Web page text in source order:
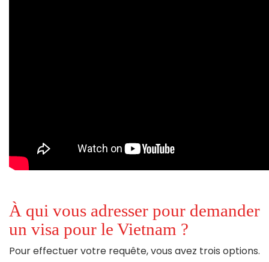
À qui vous adresser pour demander
un visa pour le Vietnam ?
Pour effectuer votre requête, vous avez trois options.